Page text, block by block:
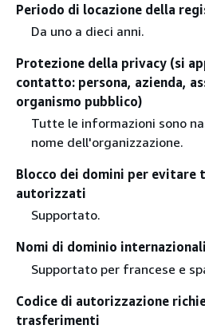
Periodo di locazione della
Da uno a dieci anni.
Protezione della privacy (si
contatto: persona, azienda,
organismo pubblico)
Tutte le informazioni sono
nome dell'organizzazione.
Blocco dei domini per evitare
autorizzati
Supportato.
Nomi di dominio
Supportato per francese e
Codice di autorizzazione
trasferimenti